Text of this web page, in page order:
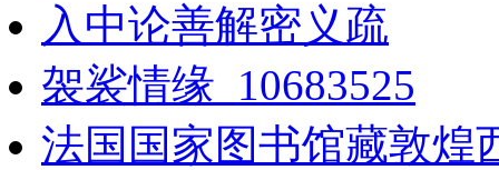
入中论善解密义疏
袈裟情缘_10683525
法国国家图书馆藏敦煌